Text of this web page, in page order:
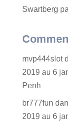
Swartberg
mvp444slot
2019 au 6
Penh
br777fun
2019 au 6